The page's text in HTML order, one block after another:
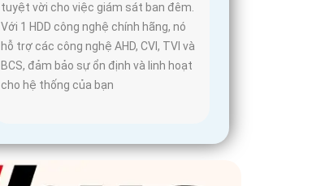
tuyệt vời cho việc giám sát ban đêm.
Với 1 HDD công nghệ chính hãng, nó
hỗ trợ các công nghệ AHD, CVI, TVI và
BCS, đảm bảo sự ổn định và linh hoạt
cho hệ thống của bạn